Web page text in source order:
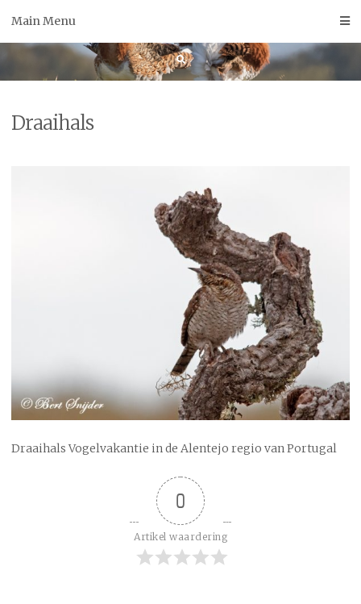
Main Menu
Draaihals
Draaihals Vogelvakantie in de Alentejo regio van Portugal
0
Artikel waardering